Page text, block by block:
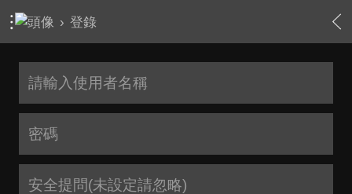
› 登錄
安全提問(未設定請忽略)